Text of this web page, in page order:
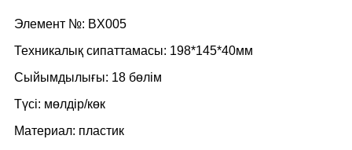
Элемент №: BX005
Техникалық сипаттамасы: 198*145*40мм
Сыйымдылығы: 18 бөлім
Түсі: мөлдір/көк
Материал: пластик